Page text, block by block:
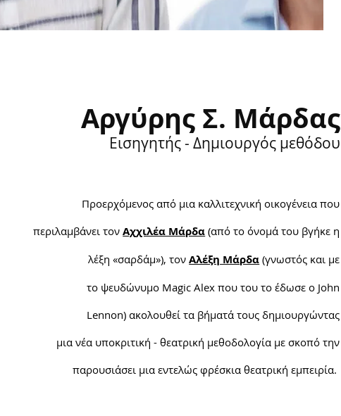
Αργύρης Σ. Μάρδας
Εισηγητής - Δημιουργός μεθόδου
Προερχόμενος από μια καλλιτεχνική οικογένεια που
περιλαμβάνει τονΑχχιλέα Μάρδα (από το όνομά του βγήκε η
λέξη «σαρδάμ»), τονΑλέξη Μάρδα (γνωστός και με
το ψευδώνυμο Magic Alex που του το έδωσε ο John
Lennon)ακολουθεί τα βήματά τους δημιουργώντας
μιανέα υποκριτική - θεατρική μεθοδολογία με σκοπό την
παρουσιάσει μια εντελώς φρέσκια θεατρική εμπειρία.